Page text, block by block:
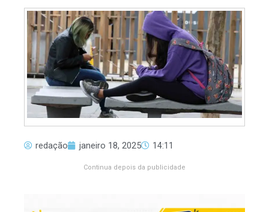
redação janeiro 18, 2025 14:11
Continua depois da publicidade